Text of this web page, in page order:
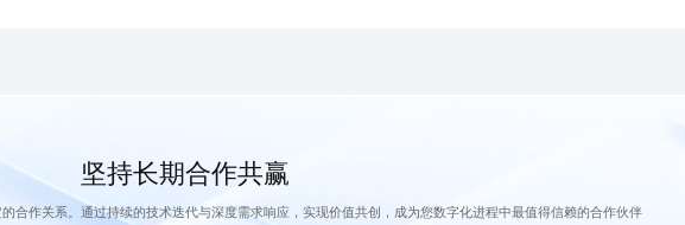
坚持长期合作共赢
合作关系。通过持续的技术迭代与深度需求响应，实现价值共创，成为您数字化进程中最值得信赖的合作伙伴